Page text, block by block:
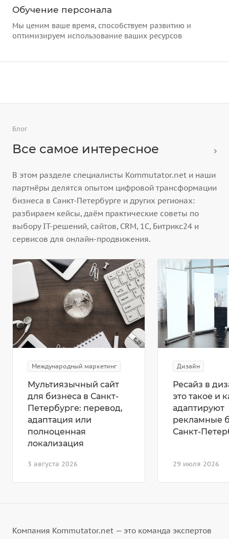
Обучение персонала
Мы ценим ваше время, способствуем развитию и
оптимизируем использование ваших ресурсов
Блог
Все самое интересное
В этом разделе специалисты Kommutator.net и наши
партнёры делятся опытом цифровой трансформации
бизнеса в Санкт-Петербурге и других регионах:
разбираем кейсы, даём практические советы по
выбору IT-решений, сайтов, CRM, 1С, Битрикс24 и
сервисов для онлайн-продвижения.
Международный маркетинг
3 августа 2026
Мультиязычный сайт
для бизнеса в Санкт-
Петербурге: перевод,
адаптация или
полноценная
локализация
Дизайн
29 июля 2026
Ресайз в
это такое и
адаптируют
рекламные
Санкт-
Компания Kommutator.net — это команда экспертов